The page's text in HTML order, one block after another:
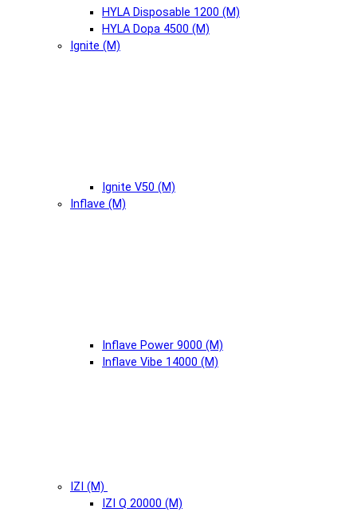
HYLA Disposable 1200 (М)
HYLA Dopa 4500 (М)
Ignite (М)
Ignite V50 (М)
Inflave (М)
Inflave Power 9000 (М)
Inflave Vibe 14000 (М)
IZI (М)
IZI Q 20000 (М)